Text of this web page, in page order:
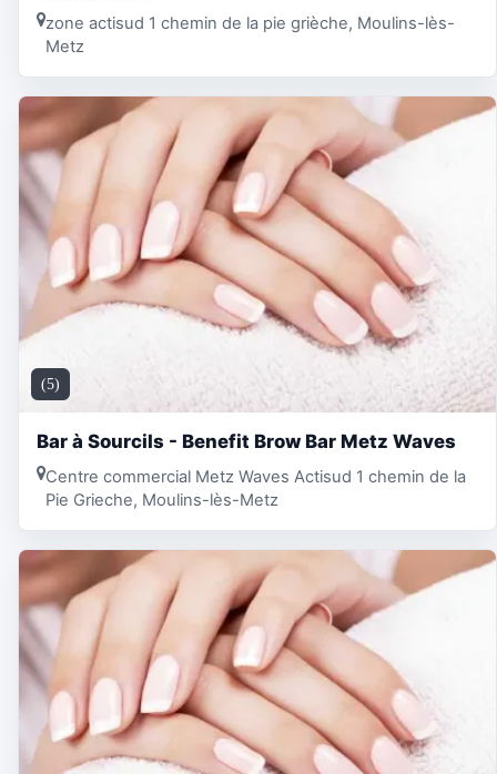
zone actisud 1 chemin de la pie grièche, Moulins-lès-
Metz
(5)
Bar à Sourcils - Benefit Brow Bar Metz Waves
Centre commercial Metz Waves Actisud 1 chemin de la
Pie Grieche, Moulins-lès-Metz